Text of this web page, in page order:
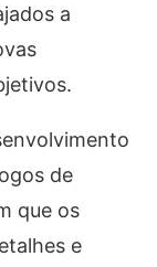
a
de
que os
e